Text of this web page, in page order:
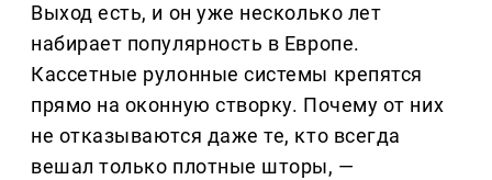
Выход есть, и он уже несколько лет
набирает популярность в Европе.
Кассетные рулонные системы крепятся
прямо на оконную створку. Почему от них
не отказываются даже те, кто всегда
вешал только плотные шторы, —